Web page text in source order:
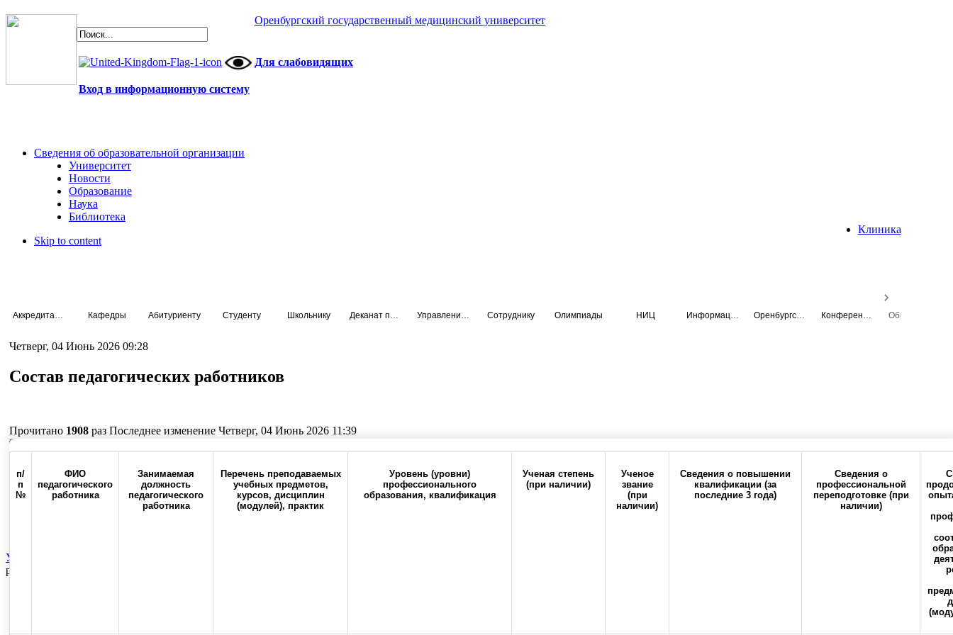
Оренбургский государственный медицинский университет
Для слабовидящих
Вход в информационную систему
Сведения об образовательной организации
Университет
Новости
Образование
Наука
Библиотека
Клиника
Skip to content
Кафедры Абитуриенту Студенту Школьнику Сотруднику Олимпиады НИЦ
Четверг, 04 Июнь 2026 09:28
Состав педагогических работников
Прокрутите таблицу вправо для просмотра всех колонок
п/
п
№
ФИО
педагогического
работника
Занимаемая
должность
педагогического
работника
Перечень преподаваемых
учебных предметов,
курсов, дисциплин
(модулей), практик
Уровень (уровни)
профессионального
образования, квалификация
Ученая степень
(при наличии)
Ученое
звание
(при
наличии)
Сведения о повышении
квалификации (за
последние 3 года)
Сведения о
профессиональной
переподготовке (при
наличии)
Прочитано 1908 раз Последнее изменение Четверг, 04 Июнь 2026 11:39
Наверх
Факс:(3532) 50-06-20
Университет
работников